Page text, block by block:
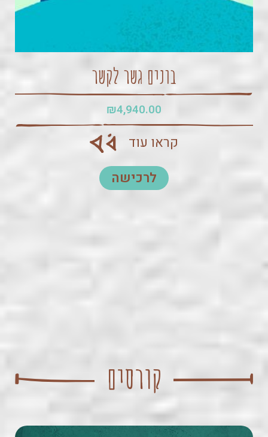
בונים גשר לקשר
₪4,940.00
קראו עוד
לרכישה
קורסים